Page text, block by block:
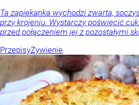
Ta zapiekanka wychodzi zwarta,
przy krojeniu. Wystarczy poświęcić
przed połączeniem jej z pozostałymi
PrzepisyŻywienie